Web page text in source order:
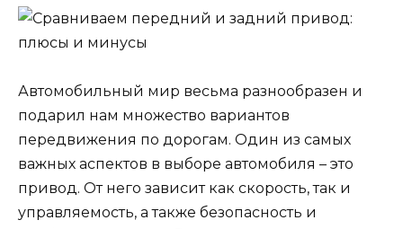
Автомобильный мир весьма разнообразен и
подарил нам множество вариантов
передвижения по дорогам. Один из самых
важных аспектов в выборе автомобиля – это
привод. От него зависит как скорость, так и
управляемость, а также безопасность и